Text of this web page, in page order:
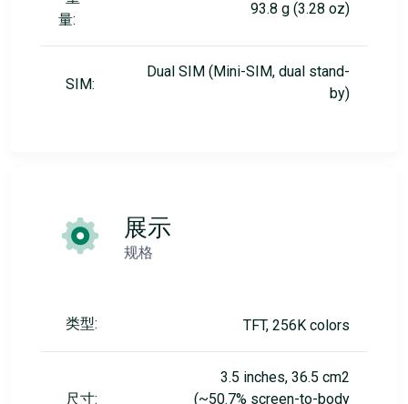
量:
93.8 g (3.28 oz)
SIM:
Dual SIM (Mini-SIM, dual stand-
by)
展示
规格
类型: TFT, 256K colors
尺寸:
3.5 inches, 36.5 cm2
(~50.7% screen-to-body